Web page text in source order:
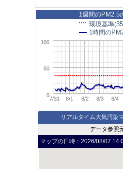
7/31 8/1 8/2 8/3 8/4
0
50
100
1週間のPM2.5
環境基準
1時間の
リアルタイム大気汚染
データ参照
マップの日時：2026/08/07